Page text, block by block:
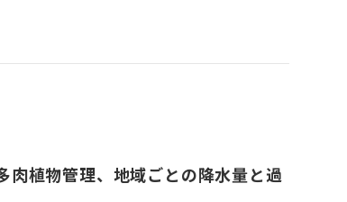
肉植物管理、地域ごとの降水量と過